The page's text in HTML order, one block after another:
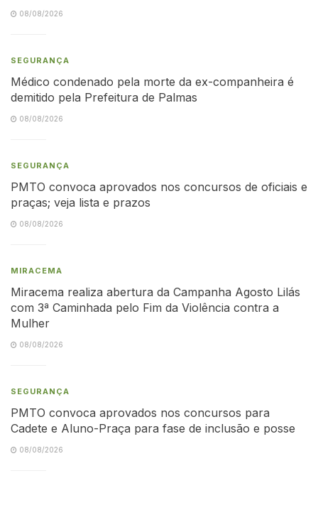
08/08/2026
SEGURANÇA
Médico condenado pela morte da ex-companheira é
demitido pela Prefeitura de Palmas
08/08/2026
SEGURANÇA
PMTO convoca aprovados nos concursos de oficiais e
praças; veja lista e prazos
08/08/2026
MIRACEMA
Miracema realiza abertura da Campanha Agosto Lilás
com 3ª Caminhada pelo Fim da Violência contra a
Mulher
08/08/2026
SEGURANÇA
PMTO convoca aprovados nos concursos para
Cadete e Aluno-Praça para fase de inclusão e posse
08/08/2026